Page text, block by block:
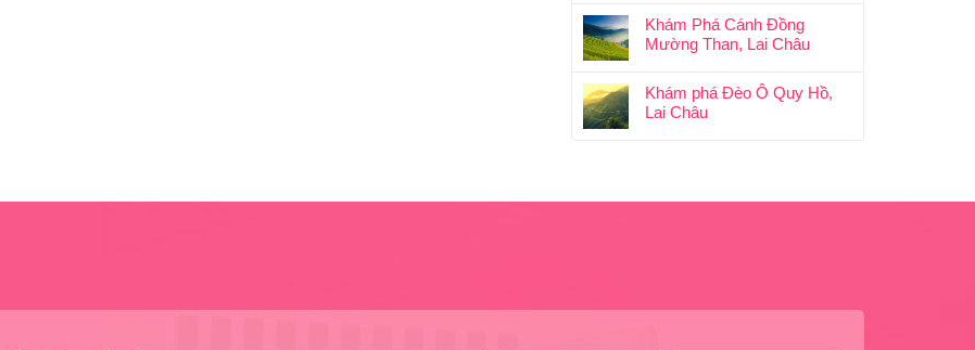
Khám Phá Cánh Đồng
Mường Than, Lai Châu
Khám phá Đèo Ô Quy Hồ,
Lai Châu